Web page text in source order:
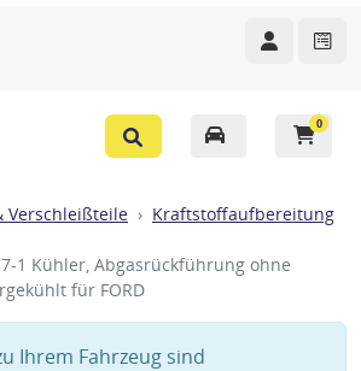
0
Verschleißteile
Kraftstoffaufbereitung
1 Kühler, Abgasrückführung ohne
für FORD
Ihrem Fahrzeug sind